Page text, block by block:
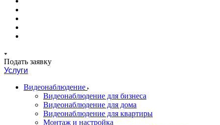
Подать заявку
Услуги
Видеонаблюдение
Видеонаблюдение для бизнеса
Видеонаблюдение для дома
Видеонаблюдение для квартиры
Монтаж и настройка